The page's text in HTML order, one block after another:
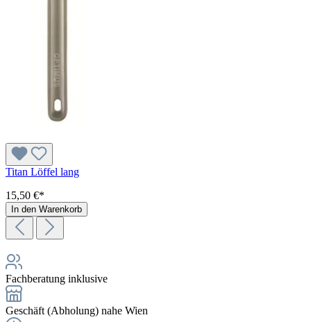
Titan Löffel lang
15,50 €*
In den Warenkorb
Fachberatung inklusive
Geschäft (Abholung) nahe Wien